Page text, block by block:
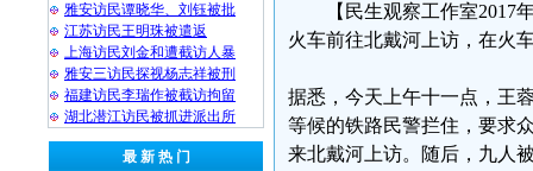
雅安访民谭晓华、刘钰被批
江苏访民王明珠被遣返
上海访民刘金和遭截访人暴
雅安三访民探视杨志祥被刑
福建访民李瑞作被截访拘留
湖北潜江访民被抓进派出所
最 新 热 门
【民生观察工作室
火车前往北戴河上访，在火
据悉，今天上午十一点，王
等候的铁路民警拦住，要求
来北戴河上访。随后，九人